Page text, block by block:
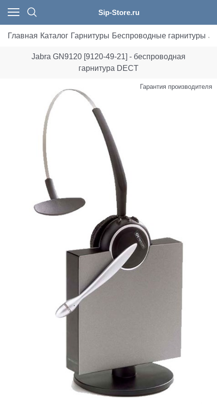
Sip-Store.ru
Главная Каталог Гарнитуры Беспроводные гарнитуры
Jabra GN9120 [9120-49-21] - беспроводная
гарнитура DECT
Гарантия производителя